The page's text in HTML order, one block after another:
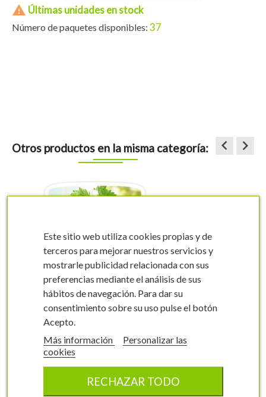
 Últimas unidades en stock
Número de paquetes disponibles: 37
Otros productos en la misma categoría: keyboard_arrow_left
Etiquetas de Parra
(roja)
keyboard_arrow_right
Este sitio web utiliza cookies propias y de
terceros para mejorar nuestros servicios y
mostrarle publicidad relacionada con sus
preferencias mediante el análisis de sus
hábitos de navegación. Para dar su
consentimiento sobre su uso pulse el botón
Acepto.
Más información
Personalizar las
cookies
RECHAZAR TODO